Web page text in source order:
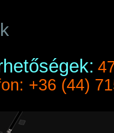
+36 (44)